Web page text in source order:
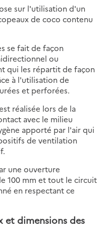
sur l'utilisation d'un
de coco contenu
se fait de façon
ou
qui les répartit de façon
à l'utilisation de
et perforées.
réalisée lors de la
avec le milieu
apporté par l'air qui
de ventilation
une ouverture
100 mm et tout le circuit
en respectant ce
et dimensions des